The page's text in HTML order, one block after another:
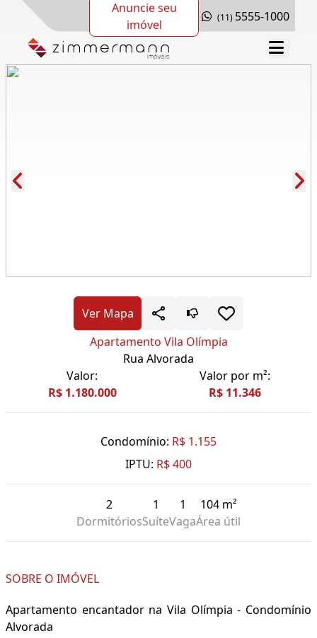
Anuncie seu
imóvel
(11) 5555-1000
Ver Mapa
Apartamento Vila Olímpia
Rua Alvorada
Valor:
R$ 1.180.000
Valor por m²:
R$ 11.346
Condomínio: R$ 1.155
IPTU: R$ 400
2
Dormitórios
1
Suíte
1
Vaga
104 m²
Área útil
SOBRE O IMÓVEL
Apartamento encantador na Vila Olímpia - Condomínio
Alvorada